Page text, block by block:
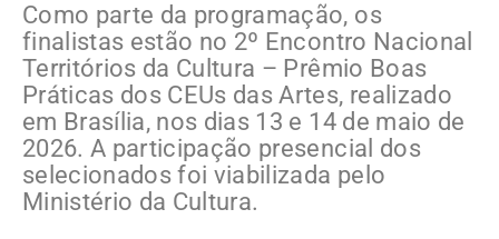
Como parte da programação, os
finalistas estão no 2º Encontro Nacional
Territórios da Cultura – Prêmio Boas
Práticas dos CEUs das Artes, realizado
em Brasília, nos dias 13 e 14 de maio de
2026. A participação presencial dos
selecionados foi viabilizada pelo
Ministério da Cultura.